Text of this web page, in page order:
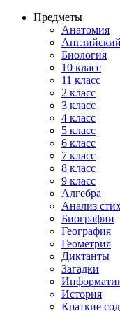
Предметы
Анатомия
Биология
10 класс
11 класс
2 класс
3 класс
4 класс
5 класс
6 класс
7 класс
8 класс
9 класс
Алгебра
Анализ
Биографии
География
Геометрия
Диктанты
Загадки
История
Краткие